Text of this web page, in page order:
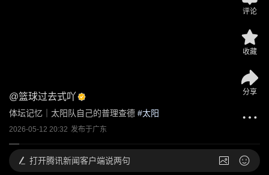
@篮球过去式吖
体坛记忆｜太阳队自己的普理查德 #太阳
2026-05-12 20:32 发布于广东
评论
收藏
分享
打开腾讯新闻客户端说两句